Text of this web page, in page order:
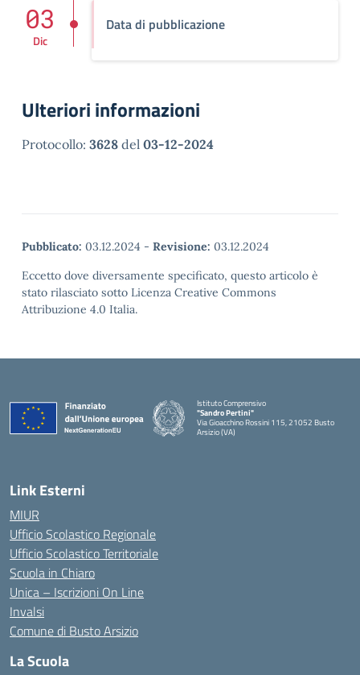
Data di pubblicazione
03
Dic
Ulteriori informazioni
Protocollo: 3628 del 03-12-2024
Pubblicato: 03.12.2024 - Revisione: 03.12.2024
Eccetto dove diversamente specificato, questo articolo è
stato rilasciato sotto Licenza Creative Commons
Attribuzione 4.0 Italia.
Istituto Comprensivo
"Sandro Pertini"
Via Gioacchino Rossini 115, 21052 Busto
Arsizio (VA)
Link Esterni
MIUR
Ufficio Scolastico Regionale
Ufficio Scolastico Territoriale
Scuola in Chiaro
Unica – Iscrizioni On Line
Invalsi
Comune di Busto Arsizio
La Scuola